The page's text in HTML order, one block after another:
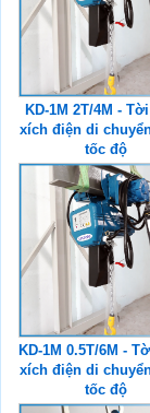
KD-1M 2T/4M -
xích điện di
tốc độ
KD-1M 0.5T/6M -
xích điện di
tốc độ